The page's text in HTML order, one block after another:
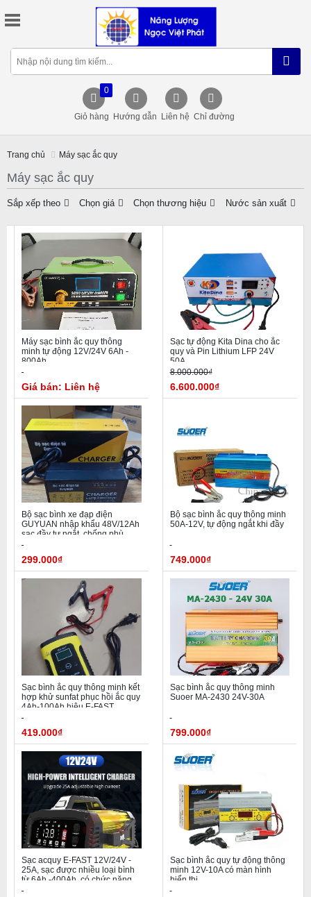
Giỏ hàng
0
Hướng dẫn Liên hệ Chỉ đường
Trang chủ Máy sạc ắc quy
Máy sạc ắc quy
Sắp xếp theo Chọn giá Chọn thương hiệu Nước sản xuất
Máy sạc bình ắc quy thông
minh tự động 12V/24V 6Ah -
800Ah
Giá bán: Liên hệ
Sạc tự động Kita Dina cho ắc
quy và Pin Lithium LFP 24V
50A
8.000.000₫
6.600.000₫
Bộ sạc bình xe đạp điện
GUYUAN nhập khẩu 48V/12Ah
sạc đầy tự ngắt, chống phù
bình
299.000₫
Bộ sạc bình ắc quy thông minh
50A-12V, tự động ngắt khi đầy
749.000₫
Sạc bình ắc quy thông minh kết
hợp khử sunfat phục hồi ắc quy
4Ah-100Ah hiệu E-FAST
419.000₫
Sạc bình ắc quy thông minh
Suoer MA-2430 24V-30A
799.000₫
Sạc acquy E-FAST 12V/24V -
25A, sạc được nhiều loại bình
từ 6Ah -400Ah, có chức năng
phục hồi bình ắc quy
Sạc bình ắc quy tự động thông
minh 12V-10A có màn hình
hiển thị